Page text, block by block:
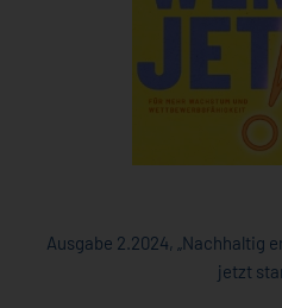
Ausgabe 2.2024, „Nachhaltig
jetzt